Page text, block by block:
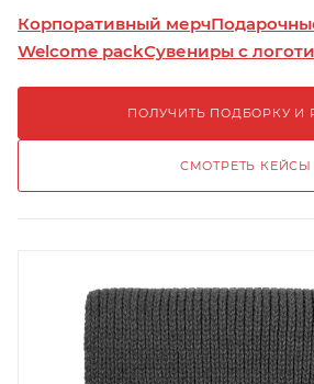
Корпоративный мерч
Welcome packСувениры с
ПОЛУЧИТЬ ПОДБОРКУ И
СМОТРЕТЬ КЕЙСЫ